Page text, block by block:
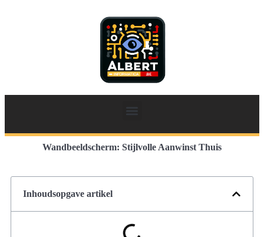
Wandbeeldscherm: Stijlvolle Aanwinst Thuis
Inhoudsopgave artikel